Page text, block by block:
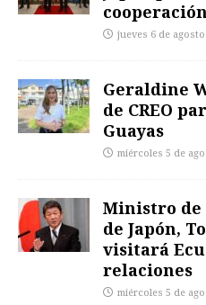
jueves 6 de
Geraldine
de CREO
Guayas
miércoles 5 de
Ministro de
de Japón,
visitará
relaciones
miércoles 5 de